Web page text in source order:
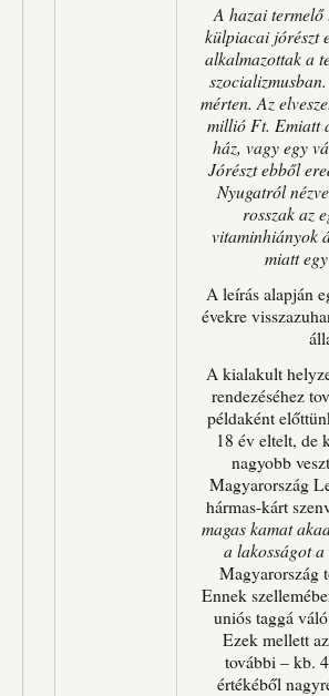
A hazai termelő
külpiacai jórészt
alkalmazottak a
mérten. Az
millió Ft. Emiatt
ház, vagy egy
Jórészt ebből
Nyugatról
rosszak az
vitaminhiányok
miatt
A leírás alapján
évekre
A kialakult
rendezéséhez
példaként
18 év eltelt, de
nagyobb
Magyarország
hármas-kárt
magas kamat
a lakosságot
Magyarország
Ennek
uniós taggá
Ezek mellett
további – kb.
értékéből